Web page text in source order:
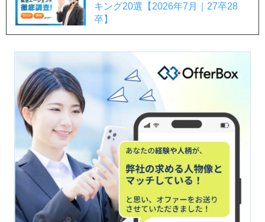
キング20選【2026年7月｜27卒28
卒】